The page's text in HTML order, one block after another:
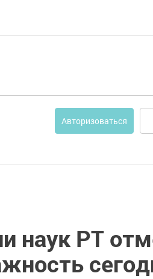
Авторизоваться
наук РТ